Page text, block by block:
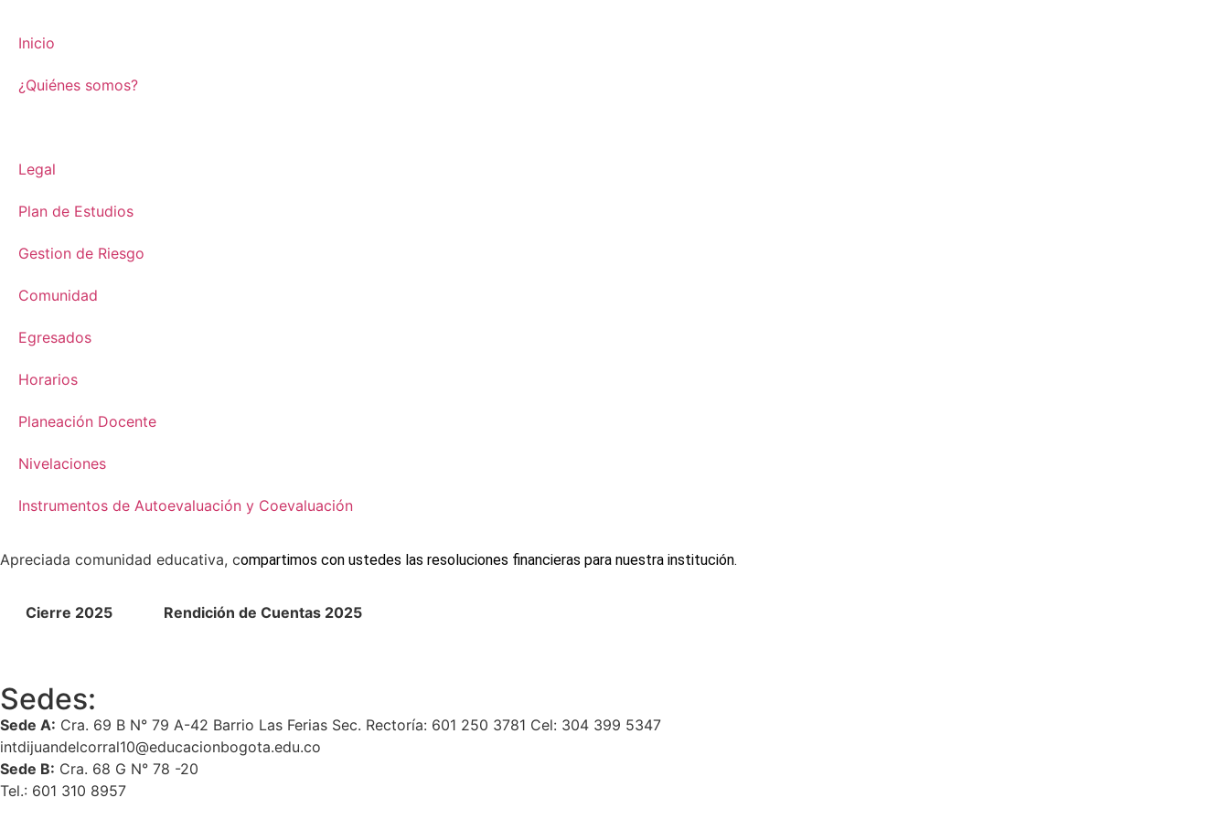
Inicio
¿Quiénes somos?
Legal
Plan de Estudios
Gestion de Riesgo
Comunidad
Egresados
Horarios
Planeación Docente
Nivelaciones
Instrumentos de Autoevaluación y Coevaluación
Apreciada comunidad educativa, compartimos con ustedes las resoluciones financieras para nuestra institución.
Cierre 2025 Rendición de Cuentas 2025
Sedes:
Sede A: Cra. 69 B N° 79 A-42 Barrio Las Ferias Sec. Rectoría: 601 250 3781 Cel: 304 399 5347
intdijuandelcorral10@educacionbogota.edu.co
Sede B: Cra. 68 G N° 78 -20
Tel.: 601 310 8957